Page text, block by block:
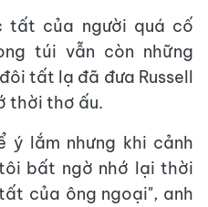
tất của người quá cố
túi vẫn còn những
tất lạ đã đưa Russell
thời thơ ấu.
ý lắm nhưng khi cảnh
bất ngờ nhớ lại thời
của ông ngoại", anh